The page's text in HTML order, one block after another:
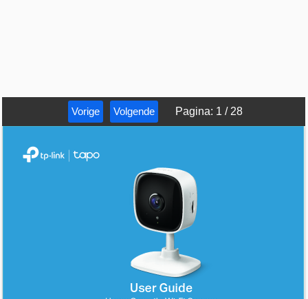
Vorige Volgende Pagina: 1 / 28